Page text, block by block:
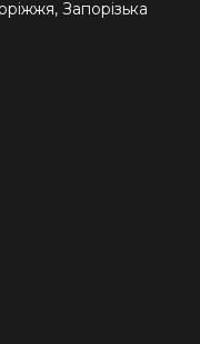
Запорізька